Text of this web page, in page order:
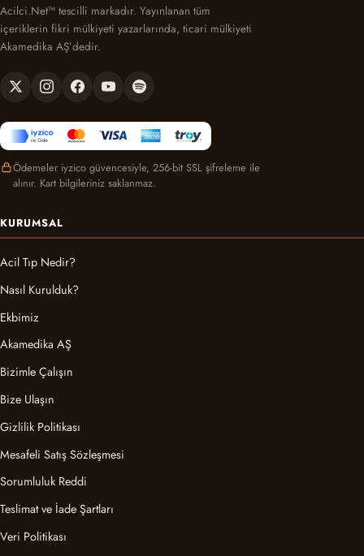
Acilci.Net™ tescilli markadır. Yayınlanan tüm
içeriklerin fikri mülkiyeti yazarlarında, ticari mülkiyeti
Akamedika AŞ’dedir.
Ödemeler iyzico güvencesiyle, 256-bit SSL şifreleme ile
alınır. Kart bilgileriniz saklanmaz.
KURUMSAL
Acil Tıp Nedir?
Nasıl Kurulduk?
Ekbimiz
Akamedika AŞ
Bizimle Çalışın
Bize Ulaşın
Gizlilik Politikası
Mesafeli Satış Sözleşmesi
Sorumluluk Reddi
Teslimat ve İade Şartları
Veri Politikası